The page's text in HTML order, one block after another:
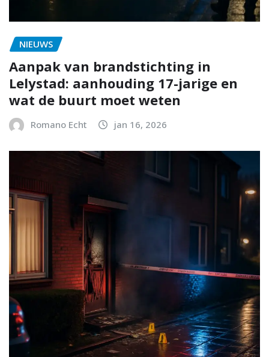
NIEUWS
Aanpak van brandstichting in
Lelystad: aanhouding 17-jarige en
wat de buurt moet weten
Romano Echt jan 16, 2026